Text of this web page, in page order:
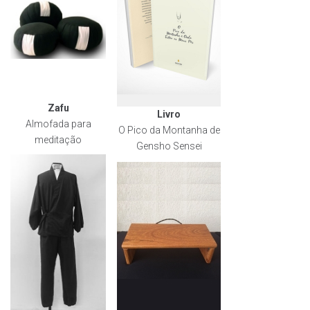
Zafu
Almofada para
meditação
Livro
O Pico da Montanha de
Gensho Sensei